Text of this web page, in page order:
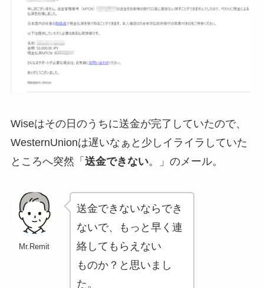
Wiseはその日のうちに送金が完了していたので、
WesternUnionは遅いなぁと少しイライラしていた
ところへ突然「 送金できない。」のメール。
Mr.Remit
送金できないならでき
ないで、もっと早く連
絡してもらえない
ものか？と思いまし
た。